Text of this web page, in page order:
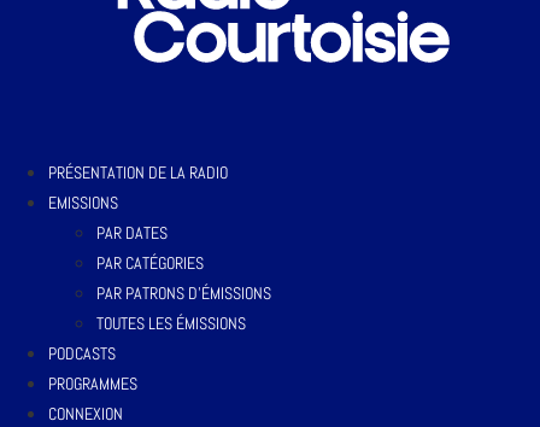
PRÉSENTATION DE LA RADIO
EMISSIONS
PAR DATES
PAR CATÉGORIES
PAR PATRONS D’ÉMISSIONS
TOUTES LES ÉMISSIONS
PODCASTS
PROGRAMMES
CONNEXION